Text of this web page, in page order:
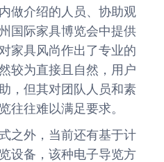
做介绍的人员、协助观
国际家具博览会中提供
家具风尚作出了专业的
较为直接且自然，用户
，但其对团队人员和素
往往难以满足要求。
之外，当前还有基于计
设备，该种电子导览方